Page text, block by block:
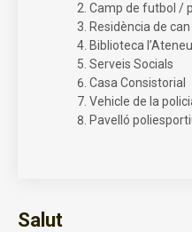
Salut
Camp de futbol /
Residència de
Biblioteca l’Ateneu
Serveis Socials
Casa Consistorial
Vehicle de la
Pavelló